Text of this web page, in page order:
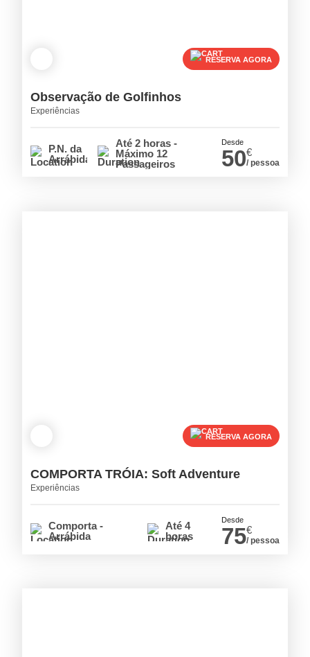
RESERVA AGORA
Observação de Golfinhos
Experiências
P.N. da
Arrábida
Até 2 horas -
Máximo 12
Passageiros
Desde
50€
/ pessoa
RESERVA AGORA
COMPORTA TRÓIA: Soft Adventure
Experiências
Comporta -
Arrábida
Até 4
horas
Desde
75€
/ pessoa